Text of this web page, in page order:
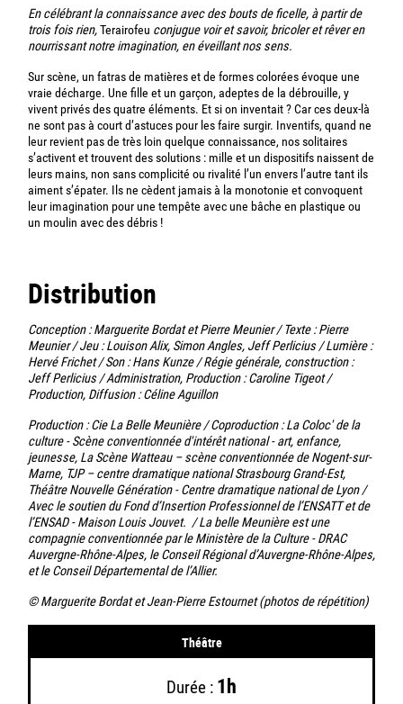
En célébrant la connaissance avec des bouts de ficelle, à partir de
trois fois rien,Terairofeu conjugue voir et savoir, bricoler et rêver en
nourrissant notre imagination, en éveillant nos sens.
Sur scène, un fatras de matières et de formes colorées évoque une
vraie décharge. Une fille et un garçon, adeptes de la débrouille, y
vivent privés des quatre éléments. Et si on inventait ? Car ces deux-là
ne sont pas à court d’astuces pour les faire surgir. Inventifs, quand ne
leur revient pas de très loin quelque connaissance, nos solitaires
s’activent et trouvent des solutions : mille et un dispositifs naissent de
leurs mains, non sans complicité ou rivalité l’un envers l’autre tant ils
aiment s’épater. Ils ne cèdent jamais à la monotonie et convoquent
leur imagination pour une tempête avec une bâche en plastique ou
un moulin avec des débris !
Distribution
Conception : Marguerite Bordat et Pierre Meunier / Texte : Pierre
Meunier / Jeu : Louison Alix, Simon Angles, Jeff Perlicius / Lumière :
Hervé Frichet / Son : Hans Kunze / Régie générale, construction :
Jeff Perlicius / Administration, Production : Caroline Tigeot /
Production, Diffusion : Céline Aguillon
Production : Cie La Belle Meunière / Coproduction : La Coloc' de la
culture - Scène conventionnée d'intérêt national - art, enfance,
jeunesse, La Scène Watteau – scène conventionnée de Nogent-sur-
Marne, TJP – centre dramatique national Strasbourg Grand-Est,
Théâtre Nouvelle Génération - Centre dramatique national de Lyon /
Avec le soutien du Fond d’Insertion Professionnel de l’ENSATT et de
l’ENSAD - Maison Louis Jouvet. / La belle Meunière est une
compagnie conventionnée par le Ministère de la Culture - DRAC
Auvergne-Rhône-Alpes, le Conseil Régional d’Auvergne-Rhône-Alpes,
et le Conseil Départemental de l’Allier.
© Marguerite Bordat et Jean-Pierre Estournet (photos de répétition)
Théâtre
Durée : 1h